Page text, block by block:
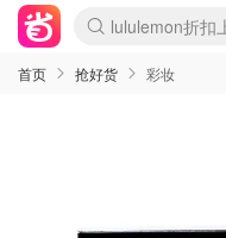
lululemon折扣
Sasa美妆护肤
SSENSE年中
FreshBeauty好
Cettire降价+叠9
WWS Coles超
viagogo二手票
Myer超级周末
The Outnet奢牌
David Jones 3
Flannels大牌1折
Perfumes Club
AMIRO面罩$251
Amazon折扣汇总
eToro入金$200
Amazon数码好物
ICONIC本周7.5
ThedoubleF高
Moose
丝芙兰5折起
EUFY摄像头$98
Selenichast首饰
Trip机票酒店促销
YSL送5件彩妆礼
Amazon家居好物
Amazon美妆护肤
雅漾大喷$8
过敏原检测盒$33
伊索独家赠
科颜氏高保湿面
SEALIFE海洋馆
丝塔芙大白罐$16
订阅Newsletter
Cult Beauty 6.8
Harrods圣诞日
LN-CC奢牌私促
d'Alba空姐喷雾
EVE LOM套装
Bernardelli独家
Adore Beauty 6
CT圣诞日历
Mytheresa奢品
Luxury Escapes
Currentbody美
MOON Garden
Roborock扫地
Tingo Life水杯
Valentino官网5折
CR洗护套装$23
修丽可4件套
Myer彩妆2件7折
GANNI官网4.5折
Stylevana韩妆4
Tessabit高奢8.5
OGX洗发水$11
Amazon阿德莱
卡诗8.5折+赠礼
Philips Hue灯具
首页 抢好货 彩妆